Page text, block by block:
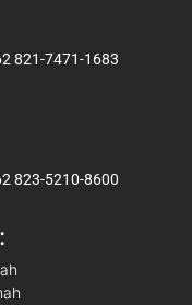
821-7471-1683
823-5210-8600